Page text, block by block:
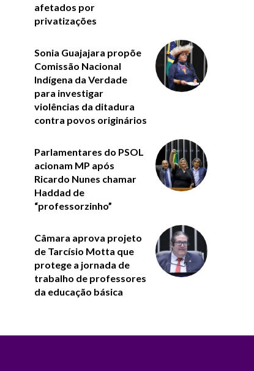
afetados por
privatizações
Sonia Guajajara propõe
Comissão Nacional
Indígena da Verdade
para investigar
violências da ditadura
contra povos originários
Parlamentares do PSOL
acionam MP após
Ricardo Nunes chamar
Haddad de
“professorzinho”
Câmara aprova projeto
de Tarcísio Motta que
protege a jornada de
trabalho de professores
da educação básica